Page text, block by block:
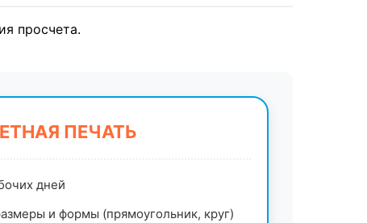
просчета.
ПЕЧАТЬ
дней
и формы (прямоугольник, круг)